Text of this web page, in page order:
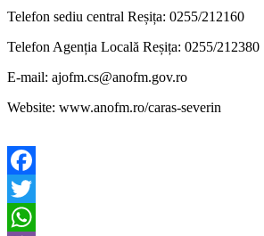
Telefon sediu central Reșița: 0255/212160
Telefon Agenția Locală Reșița: 0255/212380
E-mail: ajofm.cs@anofm.gov.ro
Website: www.anofm.ro/caras-severin
Facebook
Twitter